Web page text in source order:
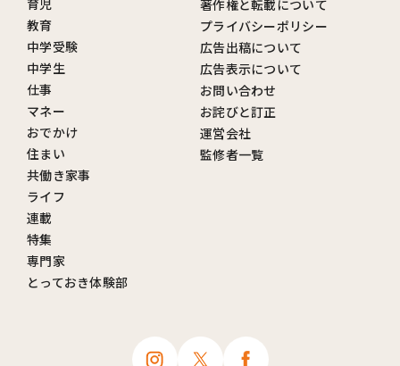
育児
教育
中学受験
中学生
仕事
マネー
おでかけ
住まい
共働き家事
ライフ
連載
特集
専門家
とっておき体験部
著作権と転載について
プライバシーポリシー
広告出稿について
広告表示について
お問い合わせ
お詫びと訂正
運営会社
監修者一覧